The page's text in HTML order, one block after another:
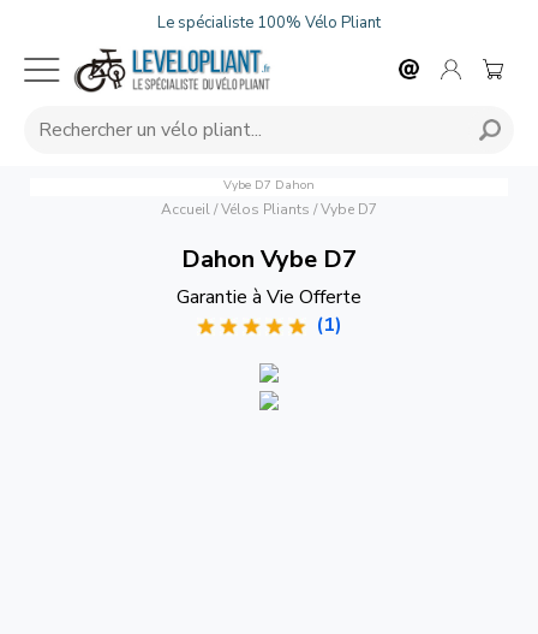
Le spécialiste 100% Vélo Pliant
Vybe D7 Dahon
Accueil/Vélos Pliants /Vybe D7
Dahon Vybe D7
Garantie à Vie Offerte
(1)